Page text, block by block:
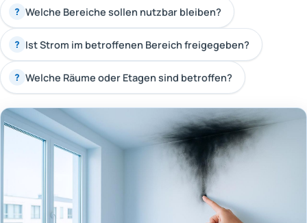
? Welche Bereiche sollen nutzbar bleiben?
? Ist Strom im betroffenen Bereich freigegeben?
? Welche Räume oder Etagen sind betroffen?